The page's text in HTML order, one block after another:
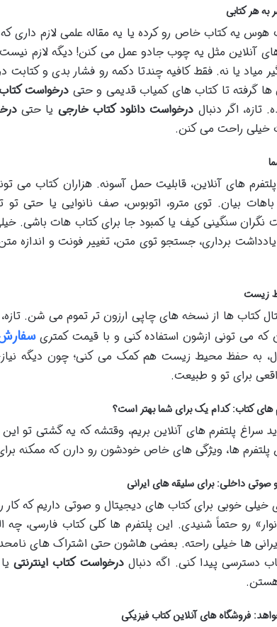
هر کتابی
یه کتاب خاص رو کرده یا یه مقاله علمی لازم داری
آنلاین مثل یه چوب جادو عمل می کنن! دیگه لازم نیست
میاد یا نه. فقط کافیه چندتا دکمه رو فشار بدی و
ها گرفته تا کتاب های کمیاب قدیمی و حتی درخواست
اگر دنبال درخواست دانلود کتاب خارجی یا حتی
خیلی راحت می کنن.
های آنلاین، قابلیت حمل آسونه. هزاران کتاب می
بیان. توی مترو، اتوبوس، صف نانوایی یا حتی
نگران سنگینی کیف یا کمبود جا برای کتاب هات باشی.
برداری، جستجو توی متن، تغییر فونت و اندازه
زیست
کتاب ها از نسخه های چاپی ارزون تر تموم می شن.
می تونی ازشون استفاده کنی و با قیمت کمتری
به حفظ محیط زیست هم کمک می کنی؛ چون دیگه
برای تو و طبیعت.
های کتاب: کدام یک برای شما بهتر است؟
سراغ پلتفرم های آنلاین بریم، وقتشه که یه گشتی تو
پلتفرم ها، ویژگی های خاص خودشون رو دارن که ممکنه
صوتی داخلی: برای سلیقه های ایرانی
خیلی خوبی برای کتاب های دیجیتال و صوتی داریم که
رو حتماً شنیدی. این پلتفرم ها کلی کتاب فارسی،
ها خیلی راحته. بعضی هاشون حتی اشتراک های
دسترسی پیدا کنی. اگه دنبالدرخواست کتاب اینترنتی
هستن.
فروشگاه های آنلاین کتاب فیزیکی